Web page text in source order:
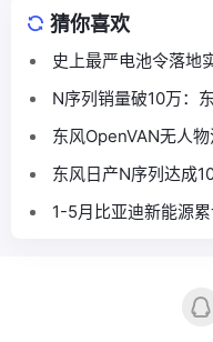
猜你喜欢
史上最严电池令落地实施 吉利神盾金砖电池多
N序列销量破10万：
东风OpenVAN无人
东风日产N序列达成
1-5月比亚迪新能源